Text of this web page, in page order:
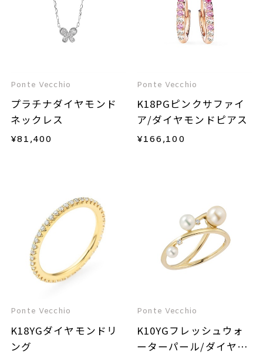
Ponte Vecchio
プラチナダイヤモンド
ネックレス
¥81,400
Ponte Vecchio
K18PGピンクサファイ
ア/ダイヤモンドピアス
¥166,100
Ponte Vecchio
K18YGダイヤモンドリ
ング
Ponte Vecchio
K10YGフレッシュウォ
ーターパール/ダイヤモ